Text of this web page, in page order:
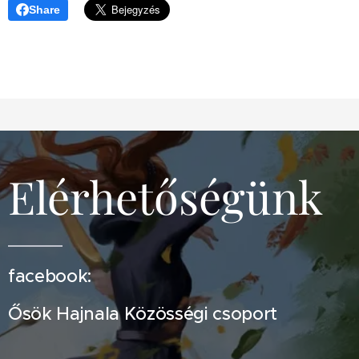
Share
Elérhetőségünk
facebook:
Ősök Hajnala Közösségi csoport